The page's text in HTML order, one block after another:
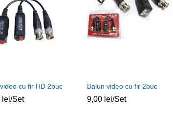
cu fir HD 2buc
lei/Set
lei
Balun video cu fir 2buc
9,00 lei/Set
9,00 lei